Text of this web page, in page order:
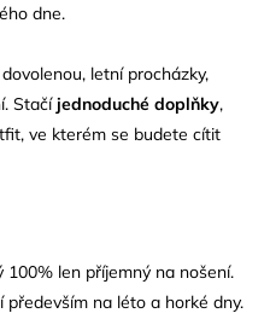
dne.
letní procházky,
Stačíjednoduché doplňky,
ve kterém se budete cítit
100% len příjemný na nošení.
především na léto a horké dny.